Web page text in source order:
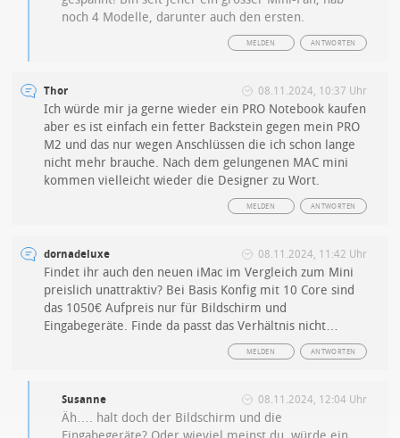
noch 4 Modelle, darunter auch den ersten.
ANTWORTEN
MELDEN
Thor 08.11.2024, 10:37 Uhr
Ich würde mir ja gerne wieder ein PRO Notebook kaufen
aber es ist einfach ein fetter Backstein gegen mein PRO
M2 und das nur wegen Anschlüssen die ich schon lange
nicht mehr brauche. Nach dem gelungenen MAC mini
kommen vielleicht wieder die Designer zu Wort.
ANTWORTEN
MELDEN
dornadeluxe 08.11.2024, 11:42 Uhr
Findet ihr auch den neuen iMac im Vergleich zum Mini
preislich unattraktiv? Bei Basis Konfig mit 10 Core sind
das 1050€ Aufpreis nur für Bildschirm und
Eingabegeräte. Finde da passt das Verhältnis nicht…
ANTWORTEN
MELDEN
Susanne 08.11.2024, 12:04 Uhr
Äh…. halt doch der Bildschirm und die